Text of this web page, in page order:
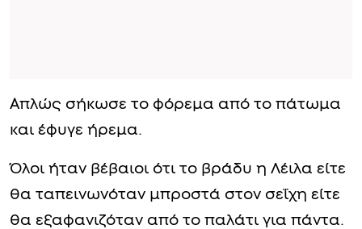
Απλώς σήκωσε το φόρεμα από το πάτωμα
και έφυγε ήρεμα.
Όλοι ήταν βέβαιοι ότι το βράδυ η Λέιλα είτε
θα ταπεινωνόταν μπροστά στον σεΐχη είτε
θα εξαφανιζόταν από το παλάτι για πάντα.